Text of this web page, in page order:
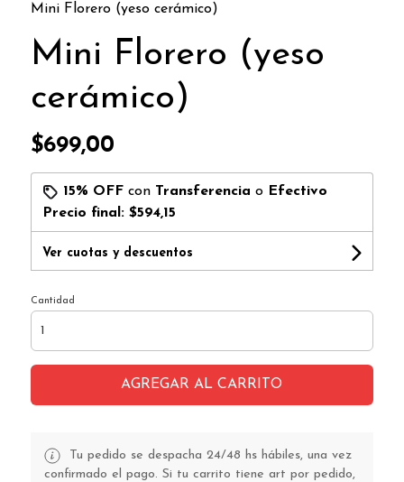
Mini Florero (yeso cerámico)
Mini Florero (yeso
cerámico)
$699,00
15% OFFcon Transferencia o Efectivo
Precio final: $594,15
Ver cuotas y descuentos
Cantidad
AGREGAR AL CARRITO
Tu pedido se despacha 24/48 hs hábiles, una vez
confirmado el pago. Si tu carrito tiene art por pedido,